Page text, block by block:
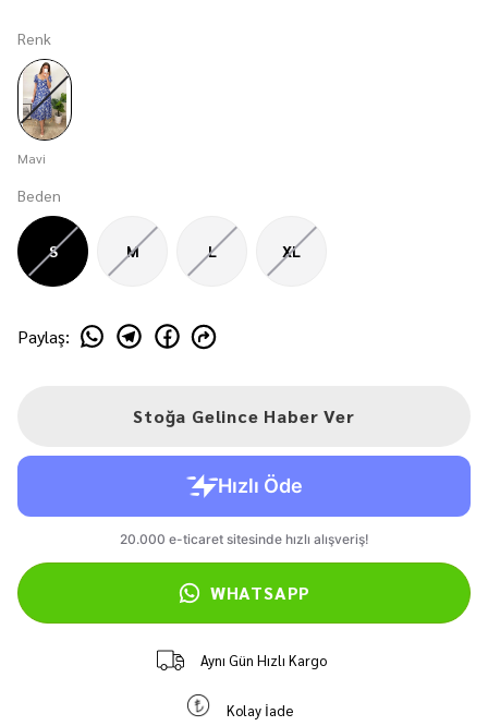
Renk
Mavi
Beden
S M L XL
Paylaş:
Stoğa Gelince Haber Ver
WHATSAPP
Aynı Gün Hızlı Kargo
Kolay İade